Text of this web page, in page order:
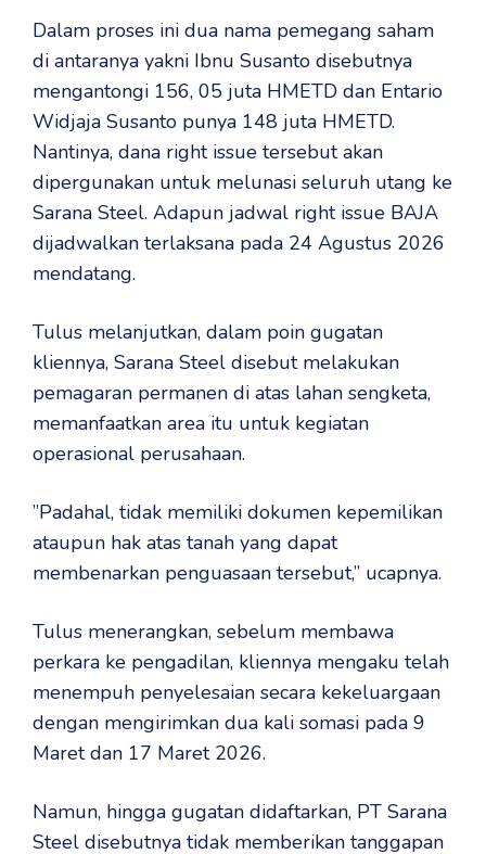
‎Dalam proses ini dua nama pemegang saham
di antaranya yakni Ibnu Susanto disebutnya
mengantongi 156, 05 juta HMETD dan Entario
Widjaja Susanto punya 148 juta HMETD.
Nantinya, dana right issue tersebut akan
dipergunakan untuk melunasi seluruh utang ke
Sarana Steel. Adapun jadwal right issue BAJA
dijadwalkan terlaksana pada 24 Agustus 2026
mendatang.
‎Tulus melanjutkan, dalam poin gugatan
kliennya, Sarana Steel disebut melakukan
pemagaran permanen di atas lahan sengketa,
memanfaatkan area itu untuk kegiatan
operasional perusahaan.
‎”Padahal, tidak memiliki dokumen kepemilikan
ataupun hak atas tanah yang dapat
membenarkan penguasaan tersebut,” ucapnya.
‎Tulus menerangkan, sebelum membawa
perkara ke pengadilan, kliennya mengaku telah
menempuh penyelesaian secara kekeluargaan
dengan mengirimkan dua kali somasi pada 9
Maret dan 17 Maret 2026.
‎Namun, hingga gugatan didaftarkan, PT Sarana
Steel disebutnya tidak memberikan tanggapan